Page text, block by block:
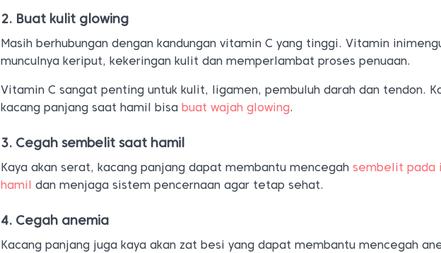
2. Buat kulit glowing
Masih berhubungan dengan kandungan vitamin C yang tinggi. Vitamin
munculnya keriput, kekeringan kulit dan memperlambat proses penuaan.
Vitamin C sangat penting untuk kulit, ligamen, pembuluh darah dan tendon.
kacang panjang saat hamil bisa buat wajah glowing.
3. Cegah sembelit saat hamil
Kaya akan serat, kacang panjang dapat membantu mencegahsembelit pada
hamil dan menjaga sistem pencernaan agar tetap sehat.
4. Cegah anemia
Kacang panjang juga kaya akan zat besi yang dapat membantu mencegah